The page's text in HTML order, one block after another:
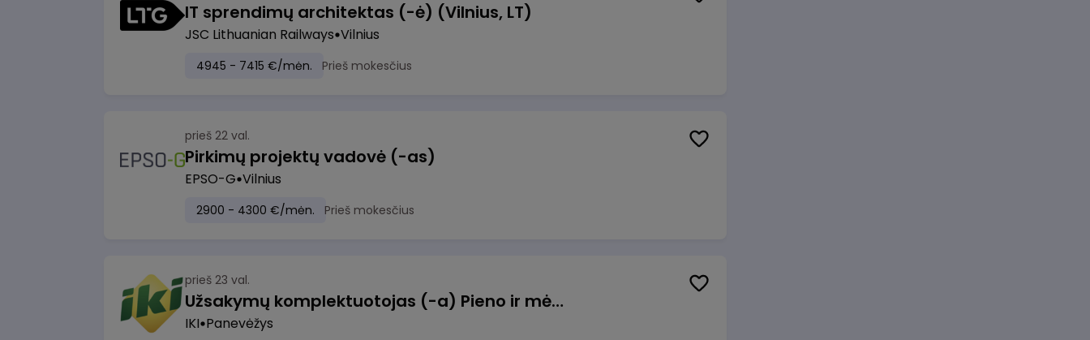
IT sprendimų architektas (-ė) (Vilnius, LT)
JSC Lithuanian Railways Vilnius
4945 - 7415 €/mėn. Prieš mokesčius
prieš 22 val.
Pirkimų projektų vadovė (-as)
EPSO-G Vilnius
2900 - 4300 €/mėn. Prieš mokesčius
prieš 23 val.
Užsakymų komplektuotojas (-a) Pieno ir mėsos sandėlyje
IKI Panevėžys